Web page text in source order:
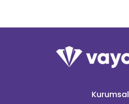
Kurumsal